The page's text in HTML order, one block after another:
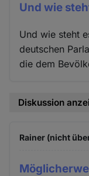
Und wie
Und wie steht
deutschen
die dem
Diskussion
Rainer (nicht